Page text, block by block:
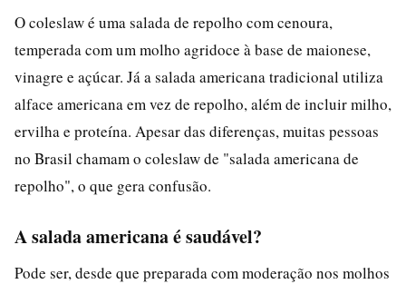
O coleslaw é uma salada de repolho com cenoura,
temperada com um molho agridoce à base de maionese,
vinagre e açúcar. Já a salada americana tradicional utiliza
alface americana em vez de repolho, além de incluir milho,
ervilha e proteína. Apesar das diferenças, muitas pessoas
no Brasil chamam o coleslaw de "salada americana de
repolho", o que gera confusão.
A salada americana é saudável?
Pode ser, desde que preparada com moderação nos molhos